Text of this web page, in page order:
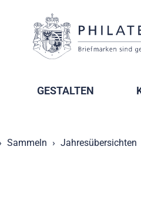
GESTALTEN
Sammeln Jahresübersichten